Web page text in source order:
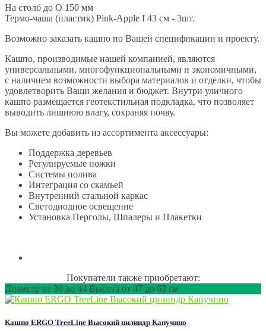
На столб до O 150 мм
Термо-чаша (пластик) Pink-Apple I 43 см - 3шт.
Возможно заказать кашпо по Вашей спецификации и проекту.
Кашпо, производимые нашей компанией, являются
универсальными, многофункциональными и экономичными,
с наличием возможности выбора материалов и отделки, чтобы
удовлетворить Ваши желания и бюджет. Внутри уличного
кашпо размещается геотекстильная подкладка, что позволяет
выводить лишнюю влагу, сохраняя почву.
Вы можете добавить из ассортимента аксессуары:
Поддержка деревьев
Регулируемые ножки
Системы полива
Интеграция со скамьей
Внутренний стальной каркас
Светодиодное освещение
Установка Перголы, Шпалеры и Плакетки
Покупатели также приобретают:
Диаметр от 30 до 44 Высота от 47 до 63 см
Кашпо ERGO TreeLine Высокий цилиндр Капучино